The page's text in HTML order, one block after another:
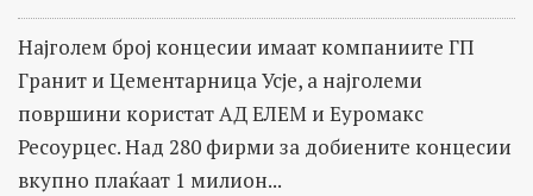
Најголем број концесии имаат компаниите ГП
Гранит и Цементарница Усје, а најголеми
површини користат АД ЕЛЕМ и Еуромакс
Ресоурцес. Над 280 фирми за добиените концесии
вкупно плаќаат 1 милион...